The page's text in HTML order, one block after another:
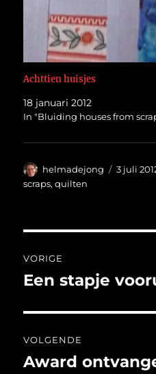
Achttien huisjes
18 januari 2012
In "Bluiding houses from
Auteur
helmadejong 3 juli
scraps,quilten
navigatie
VORIGE
Vorig
Een stapje
VOLGENDE
Volgend
Award